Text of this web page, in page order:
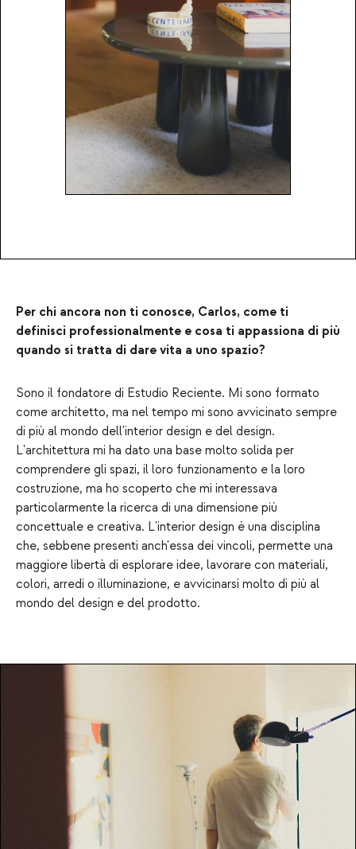
Per chi ancora non ti conosce, Carlos, come ti
definisci professionalmente e cosa ti appassiona di più
quando si tratta di dare vita a uno spazio?
Sono il fondatore di Estudio Reciente. Mi sono formato
come architetto, ma nel tempo mi sono avvicinato sempre
di più al mondo dell'interior design e del design.
L'architettura mi ha dato una base molto solida per
comprendere gli spazi, il loro funzionamento e la loro
costruzione, ma ho scoperto che mi interessava
particolarmente la ricerca di una dimensione più
concettuale e creativa. L'interior design è una disciplina
che, sebbene presenti anch'essa dei vincoli, permette una
maggiore libertà di esplorare idee, lavorare con materiali,
colori, arredi o illuminazione, e avvicinarsi molto di più al
mondo del design e del prodotto.